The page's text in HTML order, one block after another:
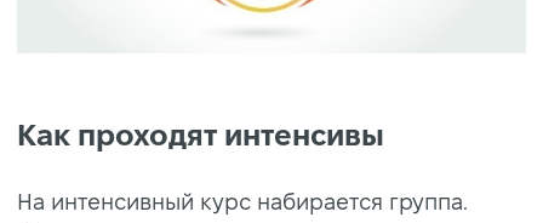
Как проходят интенсивы
На интенсивный курс набирается группа.